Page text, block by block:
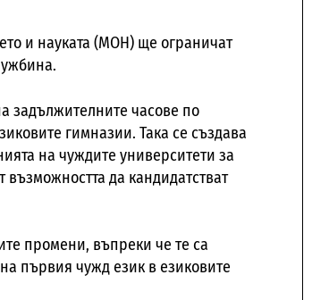
и науката (МОН) ще ограничат
задължителните часове по
гимназии. Така се създава
на чуждите университети за
да кандидатстват
промени, въпреки че те са
първия чужд език в езиковите